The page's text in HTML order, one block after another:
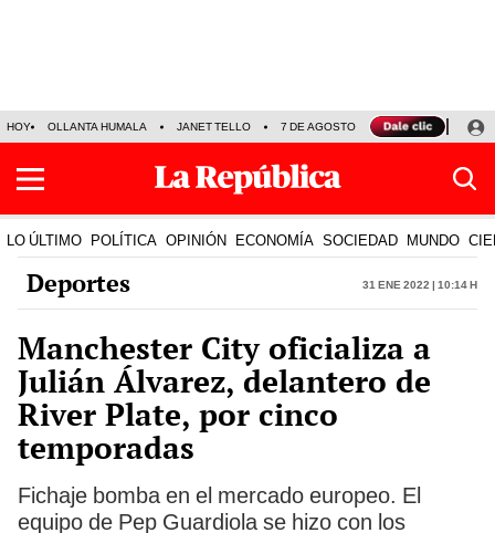
HOY OLLANTA HUMALA JANET TELLO 7 DE AGOSTO TINKA RESULTADOS
LO ÚLTIMO POLÍTICA OPINIÓN ECONOMÍA SOCIEDAD MUNDO
Deportes 31 Ene 2022 | 10:14 h
Manchester City oficializa a
Julián Álvarez, delantero de
River Plate, por cinco
temporadas
Fichaje bomba en el mercado europeo. El
equipo de Pep Guardiola se hizo con los